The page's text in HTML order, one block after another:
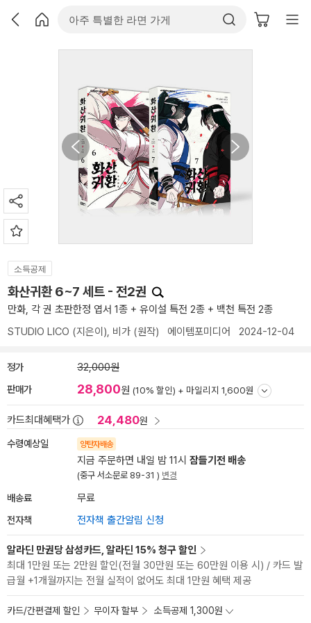
소득공제
화산귀환 6~7 세트 - 전2권
만화, 각 권 초판한정 엽서 1종 + 유이설 특전 2종 + 백천 특전 2종
STUDIO LICO (지은이), 비가 (원작) 에이템포미디어 2024-12-04
정가 32,000원
판매가 28,800원 (10% 할인) + 마일리지 1,600원
카드최대혜택가 24,480원
수령예상일 양탄자배송
지금 주문하면 내일 밤 11시 잠들기전 배송
(중구 서소문로 89-31 ) 변경
배송료 무료
전자책 전자책 출간알림 신청
알라딘 만권당 삼성카드, 알라딘 15% 청구 할인
최대 1만원 또는 2만원 할인(전월 30만원 또는 60만원 이용 시) / 카드 발
급월 +1개월까지는 전월 실적이 없어도 최대 1만원 혜택 제공
카드/간편결제 할인 무이자 할부 소득공제 1,300원